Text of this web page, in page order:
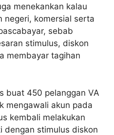
menekankan kalau
negeri, komersial serta
sebab
stimulus, diskon
membayar tagihan
buat 450 pelanggan VA
mengawali akun pada
kembali melakukan
dengan stimulus diskon